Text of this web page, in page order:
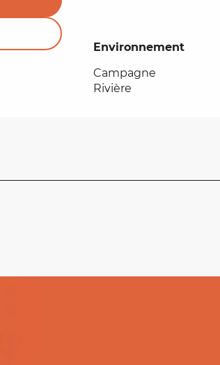
Environnement
Environnement
Campagne
Rivière